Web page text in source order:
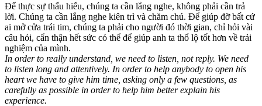
Để thực sự thấu hiểu, chúng ta cần lắng nghe, không phải cần trả
lời. Chúng ta cần lắng nghe kiên trì và chăm chú. Để giúp đỡ bất cứ
ai mở cửa trái tim, chúng ta phải cho người đó thời gian, chỉ hỏi vài
câu hỏi, cẩn thận hết sức có thể để giúp anh ta thổ lộ tốt hơn về trải
nghiệm của mình.
In order to really understand, we need to listen, not reply. We need
to listen long and attentively. In order to help anybody to open his
heart we have to give him time, asking only a few questions, as
carefully as possible in order to help him better explain his
experience.